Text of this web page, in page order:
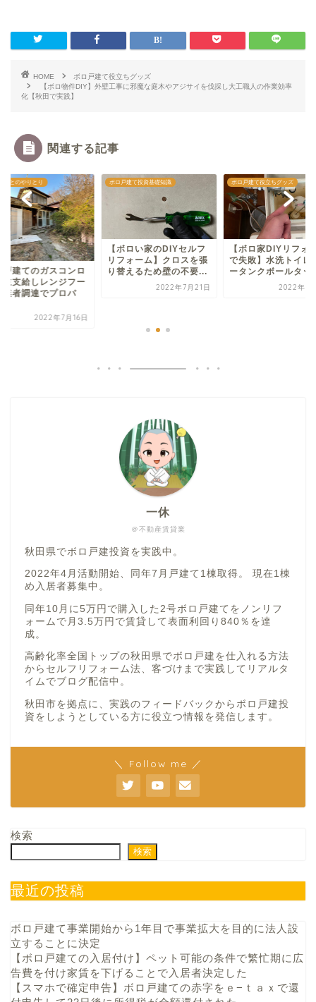
HOME
ボロ戸建て役立ちグッズ
【ボロ物件DIY】外壁工事に邪魔な庭木やアジサイを伐採し大工職人の作業効率
化【秋田で実践】
関連する記事
者とのやりとり
戸建てのガスコンロ
主支給しレンジフー
業者調達でプロパ
2022年7月16日
ボロ戸建て投資基礎知識
【ボロい家のDIYセルフ
リフォーム】クロスを張
り替えるため壁の不要...
2022年7月21日
ボロ戸建て役立ちグッズ
【ボロ家DIYリフォ
で失敗】水洗トイレ
ータンクボールタッ
2022年7
＠不動産賃貸業
一休
秋田県でボロ戸建投資を実践中。
2022年4月活動開始、同年7月戸建て1棟取得。 現在1棟
め入居者募集中。
同年10月に5万円で購入した2号ボロ戸建てをノンリフ
ォームで月3.5万円で賃貸して表面利回り840％を達
成。
高齢化率全国トップの秋田県でボロ戸建を仕入れる方法
からセルフリフォーム法、客づけまで実践してリアルタ
イムでブログ配信中。
秋田市を拠点に、実践のフィードバックからボロ戸建投
資をしようとしている方に役立つ情報を発信します。
＼ Follow me ／
検索
検索
最近の投稿
ボロ戸建て事業開始から1年目で事業拡大を目的に法人設
立することに決定
【ボロ戸建ての入居付け】ペット可能の条件で繁忙期に広
告費を付け家賃を下げることで入居者決定した
【スマホで確定申告】ボロ戸建ての赤字をｅ−ｔａｘで還